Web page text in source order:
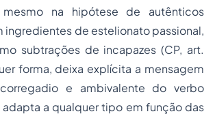
na hipótese de autênticos
ingredientes de estelionato passional,
subtrações de incapazes (CP, art.
forma, deixa explícita a mensagem
e ambivalente do verbo
adapta a qualquertipo em função das